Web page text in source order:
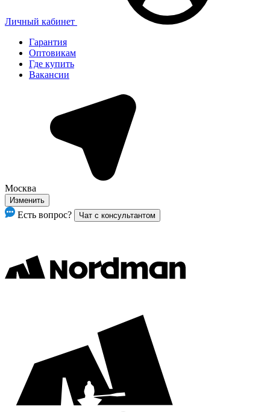
Личный кабинет
Гарантия
Оптовикам
Где купить
Вакансии
Москва
Изменить
Есть вопрос? Чат с консультантом